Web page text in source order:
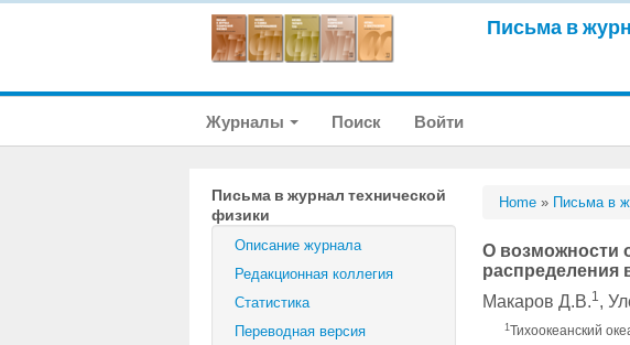
Письма в
Журналы Поиск Войти
Письма в журнал технической
физики
Описание журнала
Редакционная коллегия
Статистика
Переводная версия
Home » Письма в
О возможности
распределения
Макаров Д.В.1,
1Тихоокеанский